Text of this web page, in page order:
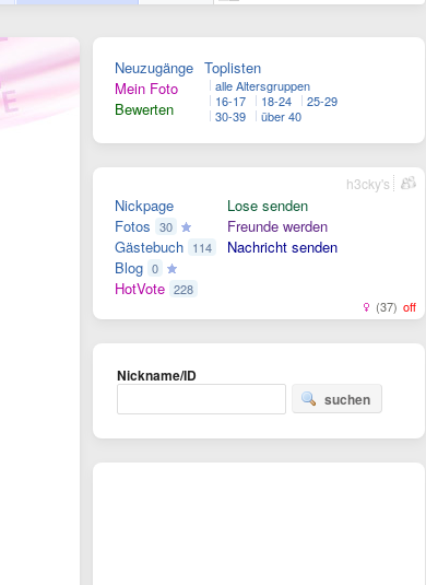
Neuzugänge
Mein Foto
Bewerten
Toplisten
alle Altersgruppen
16-17
18-24
25-29
30-39
über 40
Nickpage
Fotos 30
Gästebuch 114
Blog 0
HotVote 228
Lose senden
Freunde werden
Nachricht senden
(37) off
h3cky's
Nickname/ID
suchen